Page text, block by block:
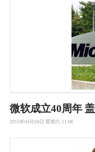
微软成立40周年
2015年04月04日 星期六 11:08